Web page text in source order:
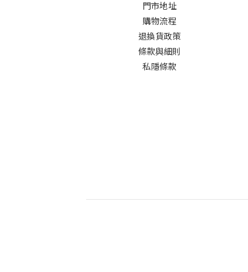
門市地址
購物流程
退換貨政策
條款與細則
私隱條款